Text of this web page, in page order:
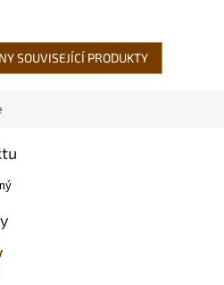
SOUVISEJÍCÍ PRODUKTY